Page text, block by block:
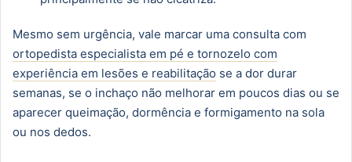
Mesmo sem urgência, vale marcar uma consulta com
ortopedista especialista em pé e tornozelo com
experiência em lesões e reabilitação se a dor durar
semanas, se o inchaço não melhorar em poucos dias ou se
aparecer queimação, dormência e formigamento na sola
ou nos dedos.